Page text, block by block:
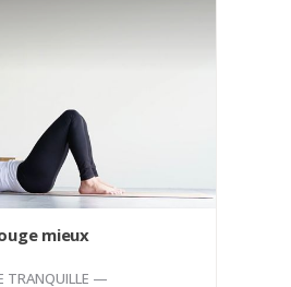
mieux
TRANQUILLE —